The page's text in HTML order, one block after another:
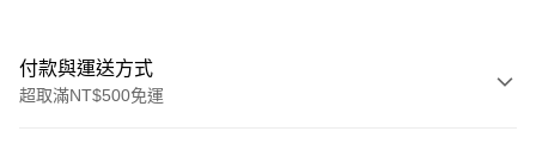
付款與運送方式
超取滿NT$500免運